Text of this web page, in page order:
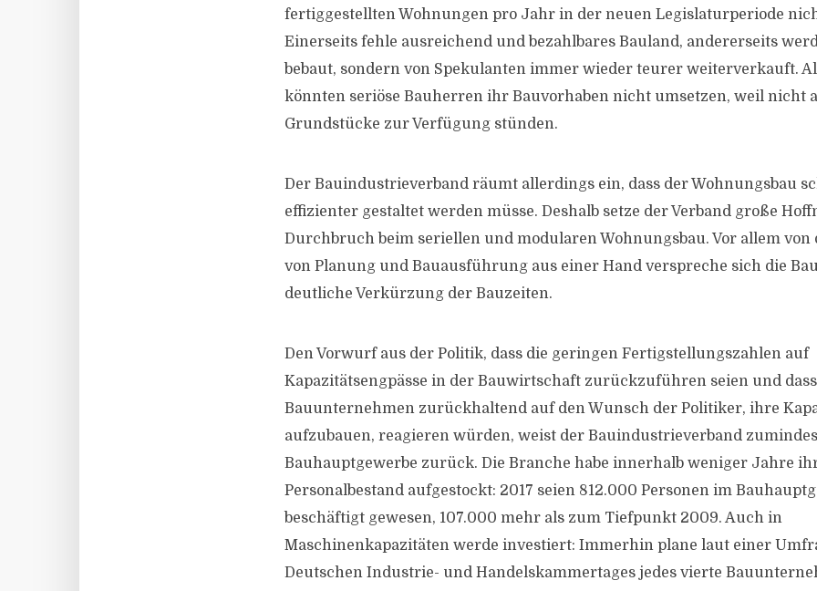
fertiggestellten Wohnungen pro Jahr in der neuen Legislaturperiode
Einerseits fehle ausreichend und bezahlbares Bauland, andererseits
bebaut, sondern von Spekulanten immer wieder teurer weiterverkauft.
könnten seriöse Bauherren ihr Bauvorhaben nicht umsetzen, weil nicht
Grundstücke zur Verfügung stünden.
Der Bauindustrieverband räumt allerdings ein, dass der Wohnungsbau
effizienter gestaltet werden müsse. Deshalb setze der Verband große
Durchbruch beim seriellen und modularen Wohnungsbau. Vor allem von
von Planung und Bauausführung aus einer Hand verspreche sich die
deutliche Verkürzung der Bauzeiten.
Den Vorwurf aus der Politik, dass die geringen Fertigstellungszahlen auf
Kapazitätsengpässe in der Bauwirtschaft zurückzuführen seien und
Bauunternehmen zurückhaltend auf den Wunsch der Politiker, ihre
aufzubauen, reagieren würden, weist der Bauindustrieverband
Bauhauptgewerbe zurück. Die Branche habe innerhalb weniger Jahre
Personalbestand aufgestockt: 2017 seien 812.000 Personen im
beschäftigt gewesen, 107.000 mehr als zum Tiefpunkt 2009. Auch in
Maschinenkapazitäten werde investiert: Immerhin plane laut einer
Deutschen Industrie- und Handelskammertages jedes vierte